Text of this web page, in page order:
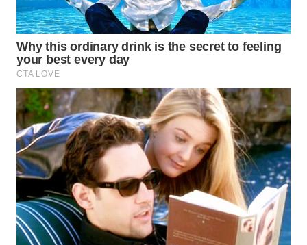
WN
MALUKU
WN
MALUT
WN
DAIRI
WN
DANAU
TOBA
WN
NIAS